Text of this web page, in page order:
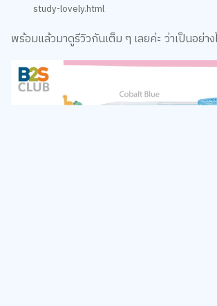
study-lovely.html
พร้อมแล้วมาดูรีวิวกันเต็ม ๆ เลยค่ะ ว่าเป็นอย่า